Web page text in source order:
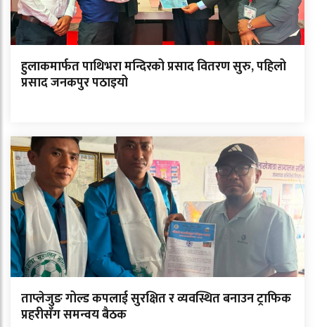
हुलाकमार्फत पाथिभरा मन्दिरको प्रसाद वितरण सुरु, पहिलो
प्रसाद जनकपुर पठाइयो
ताप्लेजुङ गोल्ड कपलाई सुरक्षित र व्यवस्थित बनाउन ट्राफिक
प्रहरीसँग समन्वय बैठक